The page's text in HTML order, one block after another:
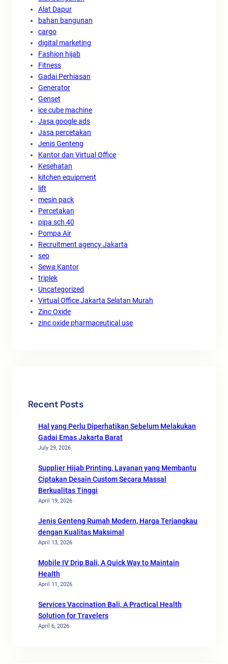
Alat Dapur
bahan bangunan
cargo
digital marketing
Fashion hijab
Fitness
Gadai Perhiasan
Generator
Genset
ice cube machine
Jasa google ads
Jasa percetakan
Jenis Genteng
Kantor dan Virtual Office
Kesehatan
kitchen equipment
lift
mesin pack
Percetakan
pipa sch 40
Pompa Air
Recruitment agency Jakarta
seo
Sewa Kantor
triplek
Uncategorized
Virtual Office Jakarta Selatan Murah
Zinc Oxide
zinc oxide pharmaceutical use
Recent Posts
Hal yang Perlu Diperhatikan Sebelum Melakukan
Gadai Emas Jakarta Barat
July 29, 2026
Supplier Hijab Printing, Layanan yang Membantu
Ciptakan Desain Custom Secara Massal
Berkualitas Tinggi
April 19, 2026
Jenis Genteng Rumah Modern, Harga Terjangkau
dengan Kualitas Maksimal
April 13, 2026
Mobile IV Drip Bali, A Quick Way to Maintain
Health
April 11, 2026
Services Vaccination Bali, A Practical Health
Solution for Travelers
April 6, 2026